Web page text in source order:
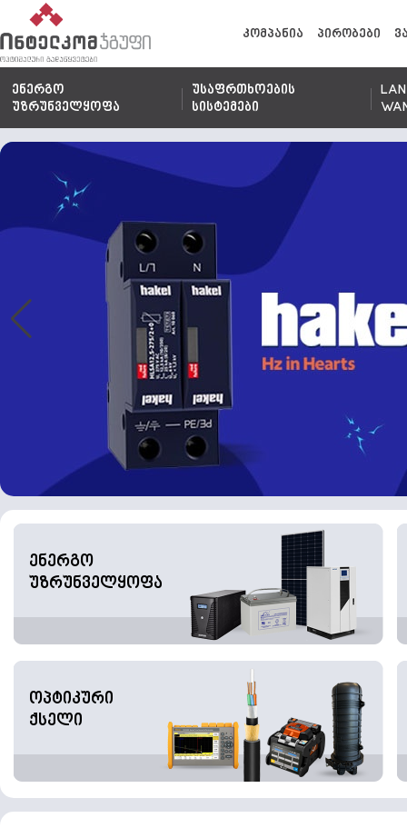
კომპანია პირობები
ენერგო
უზრუნველყოფა
უსაფრთხოების
სისტემები
ენერგო
უზრუნველყოფა
ოპტიკური
ქსელი